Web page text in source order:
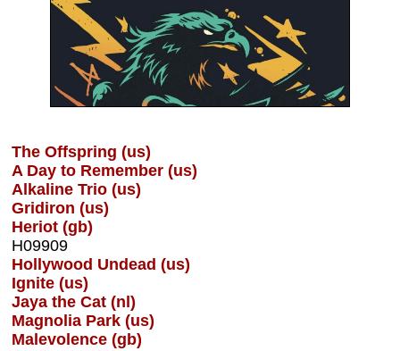
The Offspring (us)
A Day to Remember (us)
Alkaline Trio (us)
Gridiron (us)
Heriot (gb)
H09909
Hollywood Undead (us)
Ignite (us)
Jaya the Cat (nl)
Magnolia Park (us)
Malevolence (gb)